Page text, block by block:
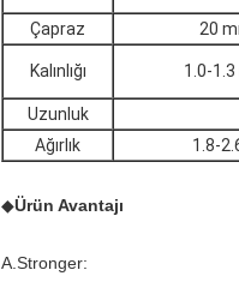
Çapraz 20
Kalınlığı 1.0-
Uzunluk
Ağırlık
1.8-
◆Ürün Avantajı
A.Stronger: